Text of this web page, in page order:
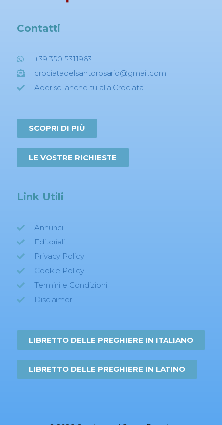
Contatti
+39 350 5311963
crociatadelsantorosario@gmail.com
Aderisci anche tu alla Crociata
SCOPRI DI PIÙ
LE VOSTRE RICHIESTE
Link Utili
Annunci
Editoriali
Privacy Policy
Cookie Policy
Termini e Condizioni
Disclaimer
LIBRETTO DELLE PREGHIERE IN ITALIANO
LIBRETTO DELLE PREGHIERE IN LATINO